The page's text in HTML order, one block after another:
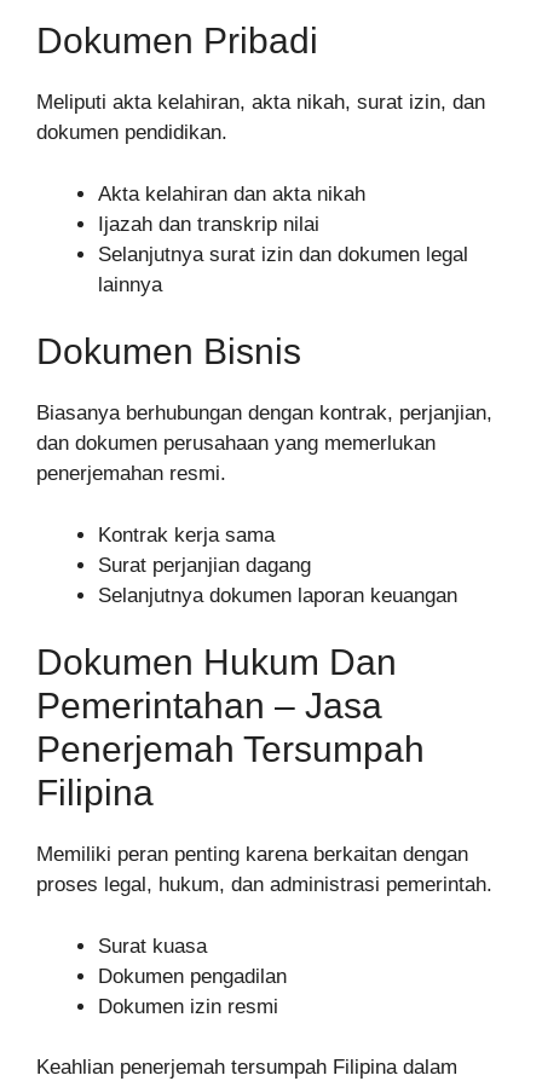
Dokumen Pribadi
Meliputi akta kelahiran, akta nikah, surat izin, dan
dokumen pendidikan.
Akta kelahiran dan akta nikah
Ijazah dan transkrip nilai
Selanjutnya surat izin dan dokumen legal
lainnya
Dokumen Bisnis
Biasanya berhubungan dengan kontrak, perjanjian,
dan dokumen perusahaan yang memerlukan
penerjemahan resmi.
Kontrak kerja sama
Surat perjanjian dagang
Selanjutnya dokumen laporan keuangan
Dokumen Hukum Dan
Pemerintahan – Jasa
Penerjemah Tersumpah
Filipina
Memiliki peran penting karena berkaitan dengan
proses legal, hukum, dan administrasi pemerintah.
Surat kuasa
Dokumen pengadilan
Dokumen izin resmi
Keahlian penerjemah tersumpah Filipina dalam